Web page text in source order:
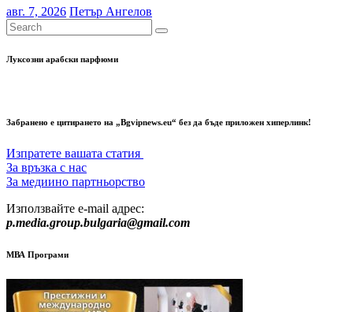
авг. 7, 2026 Петър Ангелов
Луксозни арабски парфюми
Забранено е цитирането на „Bgvipnews.eu“ без да бъде приложен хиперлинк!
Изпратете вашата статия
За връзка с нас
За медиино партньорство
Използвайте e-mail адрес:
p.media.group.bulgaria@gmail.com
МВА Програми